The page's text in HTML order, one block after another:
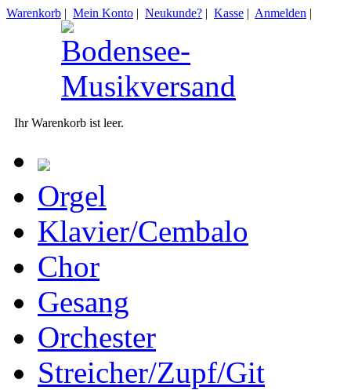
Warenkorb | Mein Konto | Neukunde? | Kasse | Anmelden |
Ihr Warenkorb ist leer.
Orgel
Klavier/Cembalo
Chor
Gesang
Orchester
Streicher/Zupf/Git